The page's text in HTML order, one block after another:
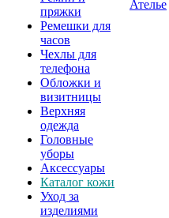
пряжки
Ремешки для
часов
Чехлы для
телефона
Обложки и
визитницы
Верхняя
одежда
Головные
уборы
Аксессуары
Каталог кожи
Уход за
изделиями
Ателье